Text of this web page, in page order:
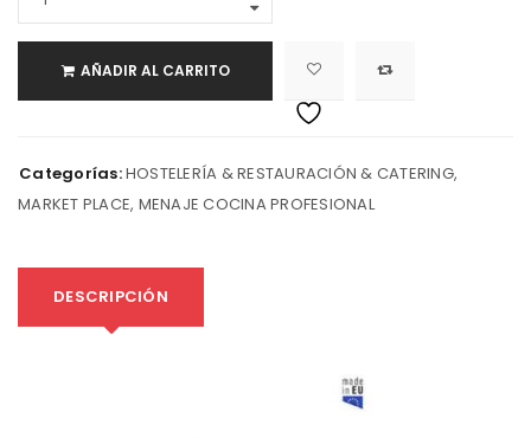
AÑADIR AL CARRITO
Categorías:HOSTELERÍA & RESTAURACIÓN & CATERING,
MARKET PLACE, MENAJE COCINA PROFESIONAL
DESCRIPCIÓN